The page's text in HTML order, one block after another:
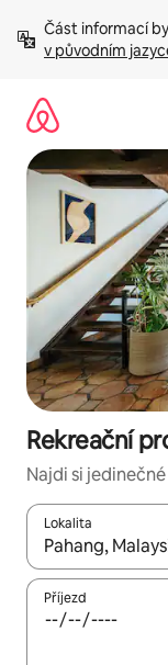
obsah
Část informací
v původním
Rekreační
Najdi si
Lokalita
Až budou
Příjezd